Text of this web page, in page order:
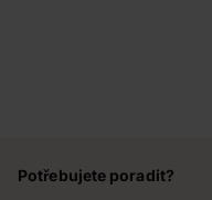
Potřebujete poradit?